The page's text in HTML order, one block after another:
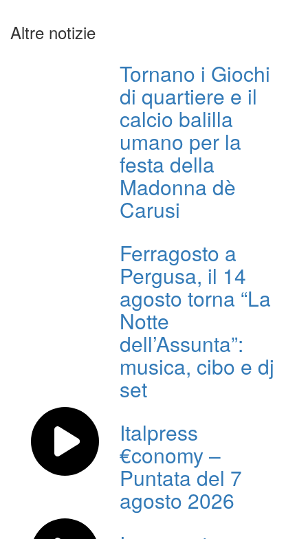
Altre notizie
Tornano i Giochi
di quartiere e il
calcio balilla
umano per la
festa della
Madonna dè
Carusi
Ferragosto a
Pergusa, il 14
agosto torna “La
Notte
dell’Assunta”:
musica, cibo e dj
set
Italpress
€conomy –
Puntata del 7
agosto 2026